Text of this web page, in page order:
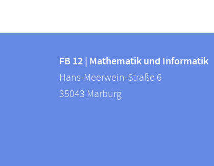
Informationen
FB
12
FB 12 | Mathematik und Informatik
Hans-Meerwein-Straße 6
35043 Marburg